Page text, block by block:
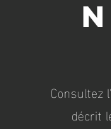
Consultez
décrit